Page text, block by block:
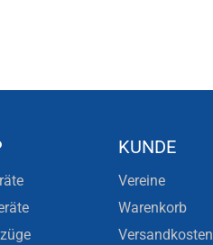
KUNDE
Vereine
Warenkorb
Versandkosten